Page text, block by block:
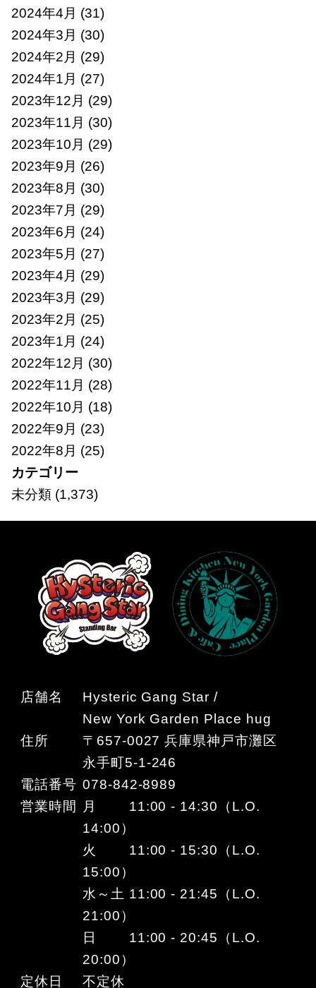
2024年4月 (31)
2024年3月 (30)
2024年2月 (29)
2024年1月 (27)
2023年12月 (29)
2023年11月 (30)
2023年10月 (29)
2023年9月 (26)
2023年8月 (30)
2023年7月 (29)
2023年6月 (24)
2023年5月 (27)
2023年4月 (29)
2023年3月 (29)
2023年2月 (25)
2023年1月 (24)
2022年12月 (30)
2022年11月 (28)
2022年10月 (18)
2022年9月 (23)
2022年8月 (25)
カテゴリー
未分類(1,373)
店舗名
Hysteric Gang Star /
New York Garden Place hug
住所
〒657-0027 兵庫県神戸市灘区
永手町5-1-246
電話番号 078-842-8989
営業時間
月 11:00 - 14:30（L.O.
14:00）
火 11:00 - 15:30（L.O.
15:00）
水～土 11:00 - 21:45（L.O.
21:00）
日 11:00 - 20:45（L.O.
20:00）
定休日
不定休